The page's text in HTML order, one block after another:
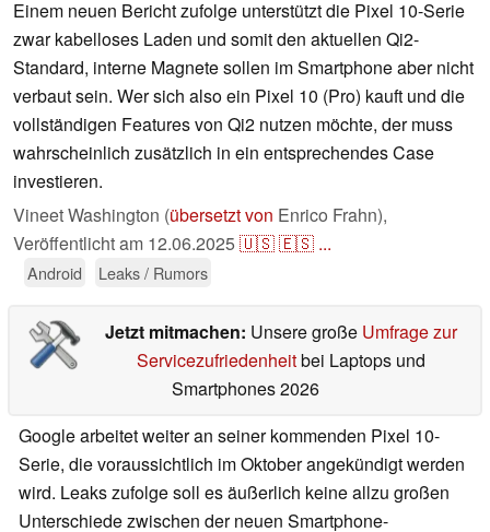
Einem neuen Bericht zufolge unterstützt die Pixel 10-Serie
zwar kabelloses Laden und somit den aktuellen Qi2-
Standard, interne Magnete sollen im Smartphone aber nicht
verbaut sein. Wer sich also ein Pixel 10 (Pro) kauft und die
vollständigen Features von Qi2 nutzen möchte, der muss
wahrscheinlich zusätzlich in ein entsprechendes Case
investieren.
Vineet Washington (übersetzt von Enrico Frahn),
Veröffentlicht am 12.06.2025🇺🇸🇪🇸 ...
Android Leaks / Rumors
Jetzt mitmachen: Unsere große Umfrage zur
Servicezufriedenheitbei Laptops und
Smartphones 2026
Google arbeitet weiter an seiner kommenden Pixel 10-
Serie, die voraussichtlich im Oktober angekündigt werden
wird. Leaks zufolge soll es äußerlich keine allzu großen
Unterschiede zwischen der neuen Smartphone-